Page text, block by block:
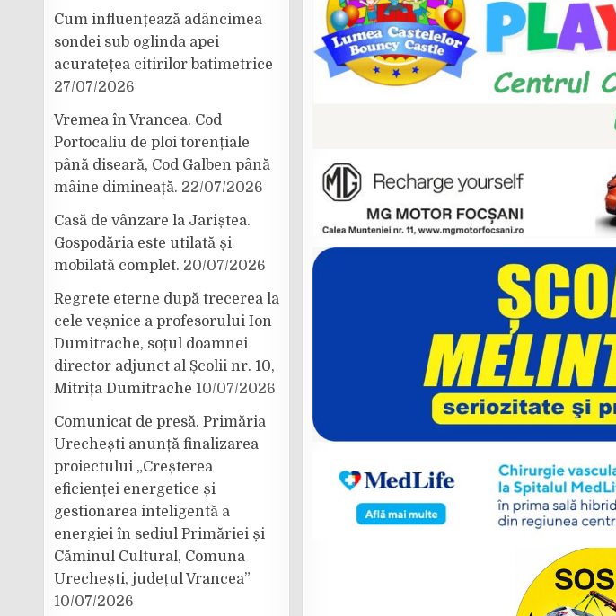
Cum influențează adâncimea
sondei sub oglinda apei
acuratețea citirilor batimetrice
27/07/2026
Vremea în Vrancea. Cod
Portocaliu de ploi torențiale
până diseară, Cod Galben până
mâine dimineață. 22/07/2026
Casă de vânzare la Jariștea.
Gospodăria este utilată și
mobilată complet. 20/07/2026
Regrete eterne după trecerea la
cele veșnice a profesorului Ion
Dumitrache, soțul doamnei
director adjunct al Școlii nr. 10,
Mitrița Dumitrache 10/07/2026
Comunicat de presă. Primăria
Urechești anunță finalizarea
proiectului „Creșterea
eficienței energetice și
gestionarea inteligentă a
energiei în sediul Primăriei și
Căminul Cultural, Comuna
Urechești, județul Vrancea”
10/07/2026